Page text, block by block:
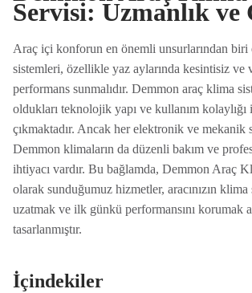
Servisi: Uzmanlık ve
Araç içi konforun en önemli unsurlarından biri
sistemleri, özellikle yaz aylarında kesintisiz ve
performans sunmalıdır. Demmon araç klima
oldukları teknolojik yapı ve kullanım kolaylığı
çıkmaktadır. Ancak her elektronik ve mekanik
Demmon klimaların da düzenli bakım ve
ihtiyacı vardır. Bu bağlamda, Demmon Araç
olarak sunduğumuz hizmetler, aracınızın
uzatmak ve ilk günkü performansını korumak
tasarlanmıştır.
İçindekiler